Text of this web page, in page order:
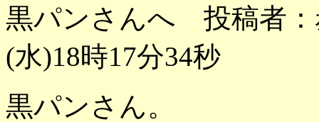
黒パンさんへ 投稿者
(水)18時17分34秒
黒パンさん。